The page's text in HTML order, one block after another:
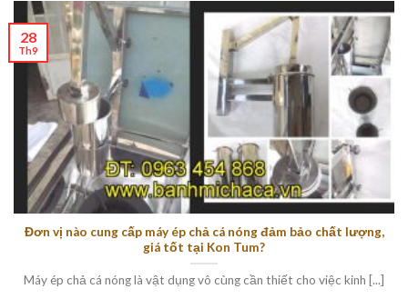
Đơn vị nào cung cấp máy ép chả cá nóng đảm bảo chất lượng,
giá tốt tại Kon Tum?
Máy ép chả cá nóng là vật dụng vô cùng cần thiết cho việc kinh [...]
28
Th9